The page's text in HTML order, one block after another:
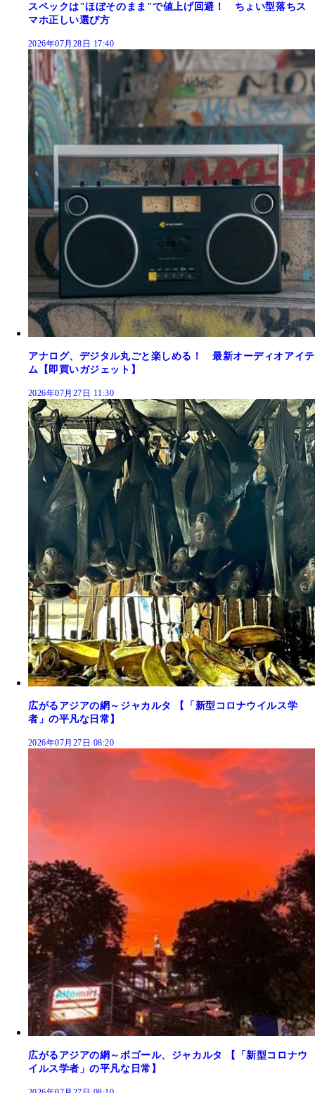
スペックは"ほぼそのまま"で値上げ回避！ ちょい型落ちス
マホ正しい選び方
2026年07月28日 17:40
アナログ、デジタル丸ごと楽しめる！ 最新オーディオアイテ
ム【即買いガジェット】
2026年07月27日 11:30
広がるアジアの網～ジャカルタ 【「新型コロナウイルス学
者」の平凡な日常】
2026年07月27日 08:20
広がるアジアの網～ボゴール、ジャカルタ 【「新型コロナウ
イルス学者」の平凡な日常】